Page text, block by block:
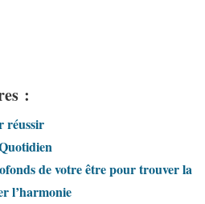
:
réussir
de votre être pour trouver la
l’harmonie